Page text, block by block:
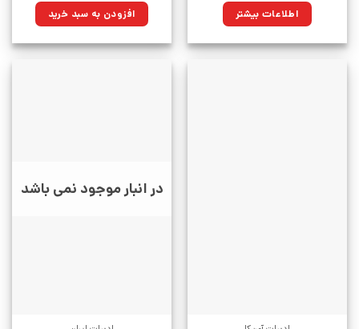
اطلاعات بیشتر ۳۲۵,۰۰۰تومان
بود.
۲۴۵,۳۷۵تومان. افزودن به سبد خرید
در انبار موجود نمی باشد